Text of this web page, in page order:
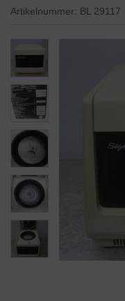
Artikelnummer: BL 29117